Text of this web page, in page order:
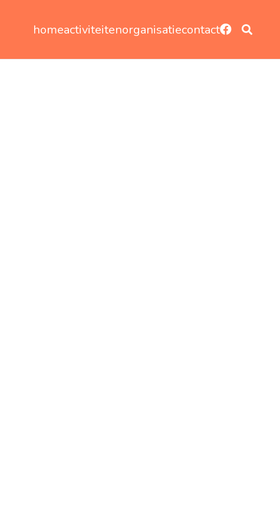
homeactiviteitenorganisatiecontact